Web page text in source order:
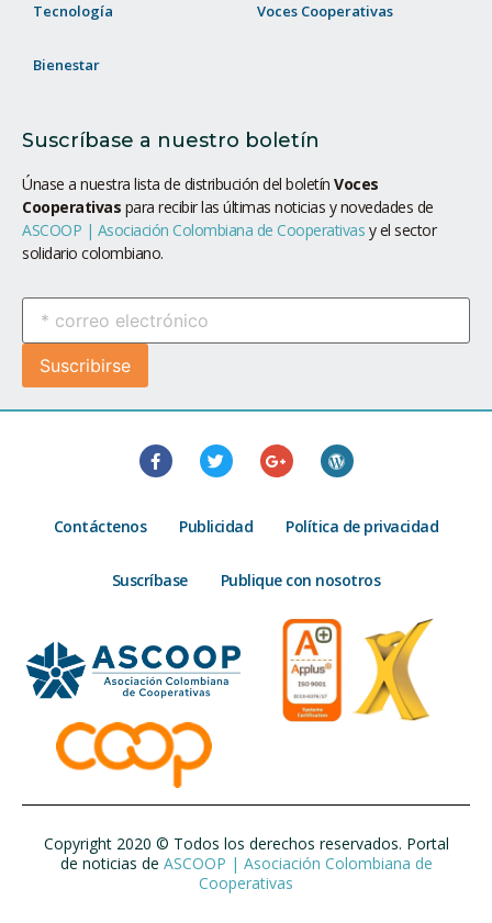
Tecnología
Bienestar
Voces Cooperativas
Suscríbase a nuestro boletín
Únase a nuestra lista de distribución del boletín Voces
Cooperativas para recibir las últimas noticias y novedades de
ASCOOP | Asociación Colombiana de Cooperativas y el sector
solidario colombiano.
Contáctenos Publicidad Política de privacidad
Suscríbase Publique con nosotros
Copyright 2020 © Todos los derechos reservados. Portal
de noticias de ASCOOP | Asociación Colombiana de
Cooperativas